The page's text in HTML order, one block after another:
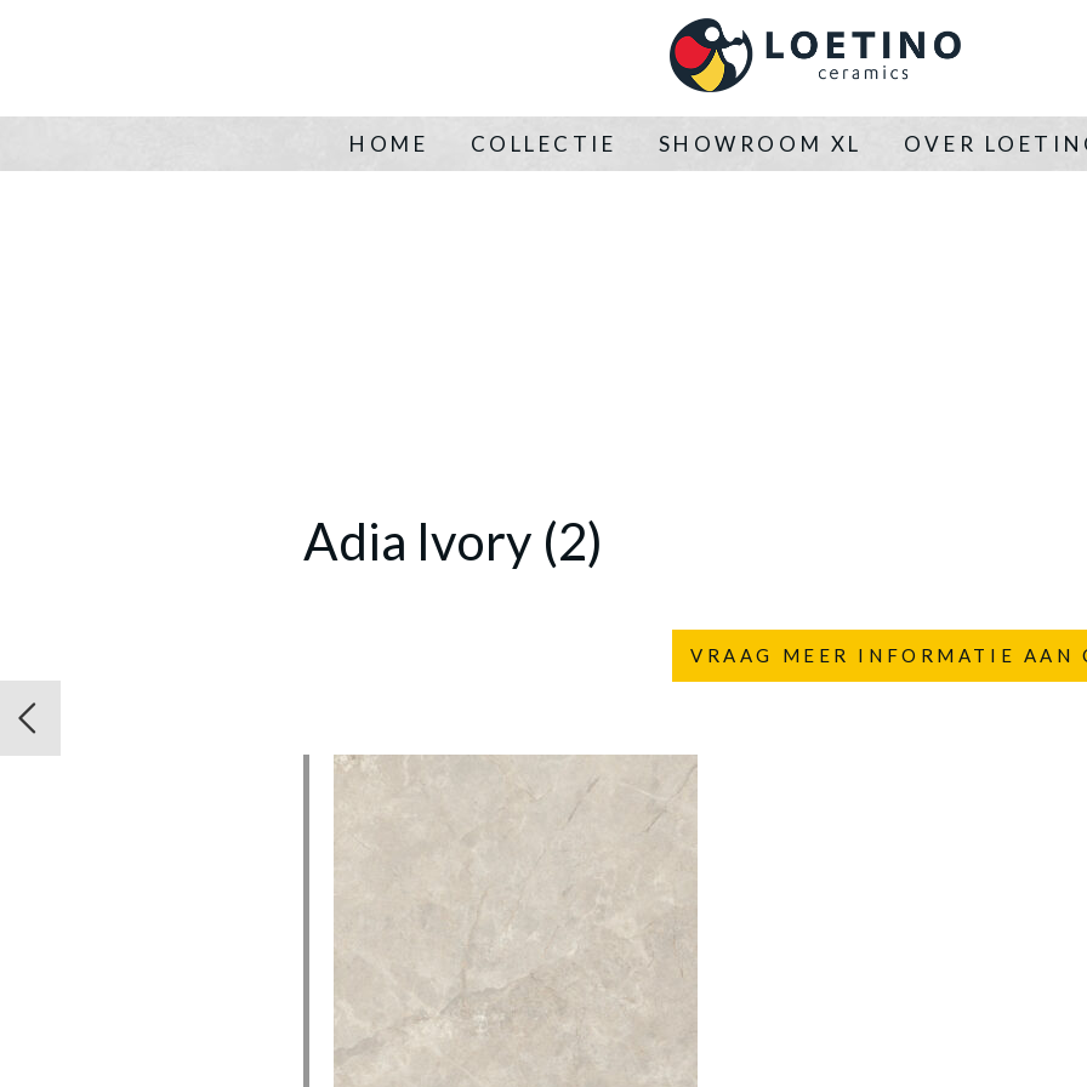
HOME COLLECTIE SHOWROOM XL OVER
Adia Ivory (2)
VRAAG MEER INFORMATIE AAN